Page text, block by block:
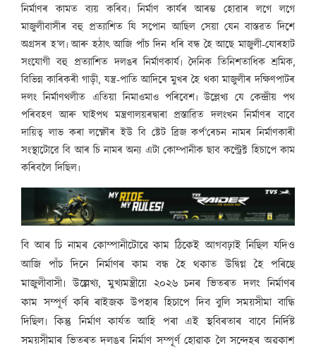
নিৰ্মাণৰ কামত ব্যয় কৰিব৷ নিৰ্মাণ কাৰ্যৰ আৰম্ভ হোৱাৰ লগে লগে
মাজুলীবাসীৰ বহু প্ৰত্যাশিত যি সপোন আছিল সেয়া যেন বাস্তৱত দিশে
অগ্ৰসৰ হ’ল৷ আৰু হঠাৎ আজি পাঁচ দিন ধৰি বন্ধ হৈ আছে মাজুলী-যোৰহাট
সংযোগী বহু প্ৰত্যাশিত দলঙৰ নিৰ্মাণকাৰ্য৷ দৈনিক তিনিশতাধিক শ্ৰমিক,
বিভিন্ন কাৰিকৰী গাড়ী, যন্ত্ৰ-পাতি আদিৰে মুখৰ হৈ থকা মাজুলীৰ দক্ষিণপাটৰ
দলং নিৰ্মাণথলীত এতিয়া নিমাওমাও পৰিবেশ৷ উল্লেখ্য যে কেন্দ্ৰীয় পথ
পৰিবহণ আৰু ঘাইপথ মন্ত্ৰণালয়ৰদ্বাৰা প্ৰস্তাৱিত দলংখন নিৰ্মাণৰ বাবে
দায়িত্ব লাভ কৰা লক্ষ্ণৌৰ ইউ বি ষ্টেট ব্ৰিজ কৰ্প’ৰেচন নামৰ নিৰ্মাণকাৰী
সংস্থাটোৱে বি আৰ চি নামৰ অন্য এটা কোম্পানীক ছাব কণ্ট্ৰেক্ট হিচাপে কাম
কৰিবলৈ দিছিল৷
বি আৰ চি নামৰ কোম্পানীটোৱে কাম ঠিকেই আগবঢ়াই নিছিল যদিও
আজি পাঁচ দিনে নিৰ্মাণৰ কাম বন্ধ হৈ থকাত উদ্বিগ্ন হৈ পৰিছে
মাজুলীবাসী৷ উল্লেখ্য, মুখ্যমন্ত্ৰীয়ে ২০২৬ চনৰ ভিতৰত দলং নিৰ্মাণৰ
কাম সম্পূৰ্ণ কৰি ৰাইজক উপহাৰ হিচাপে দিব বুলি সময়সীমা বান্ধি
দিছিল৷ কিন্তু নিৰ্মাণ কাৰ্যত আহি পৰা এই স্থবিৰতাৰ বাবে নিৰ্দিষ্ট
সময়সীমাৰ ভিতৰত দলঙৰ নিৰ্মাণ সম্পূৰ্ণ হোৱাক লৈ সন্দেহৰ অৱকাশ